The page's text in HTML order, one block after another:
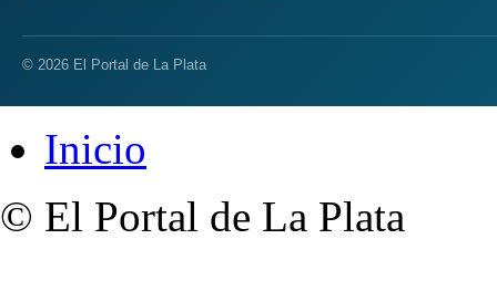
© 2026 El Portal de La Plata
Inicio
© El Portal de La Plata